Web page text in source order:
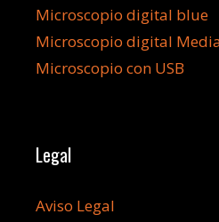
Microscopio digital blue
Microscopio digital
Microscopio con USB
Legal
Aviso Legal